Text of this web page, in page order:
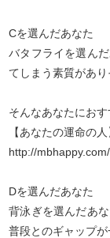
Cを選んだあなた
バタフライを選ん
てしまう素質があり
そんなあなたにお
【あなたの運命の
http://
Dを選んだあなた
背泳ぎを選んだあ
普段とのギャップが